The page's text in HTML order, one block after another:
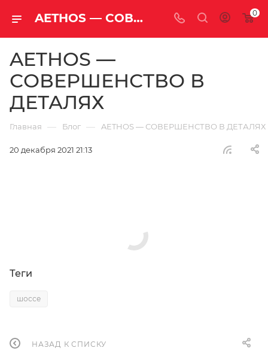
AETHOS — СОВЕРШЕНСТВО В ДЕТАЛЯХ 0
AETHOS —
СОВЕРШЕНСТВО В
ДЕТАЛЯХ
Главная — Блог — AETHOS — СОВЕРШЕНСТВО В ДЕТАЛЯХ
20 декабря 2021 21:13
Теги
шоссе
НАЗАД К СПИСКУ